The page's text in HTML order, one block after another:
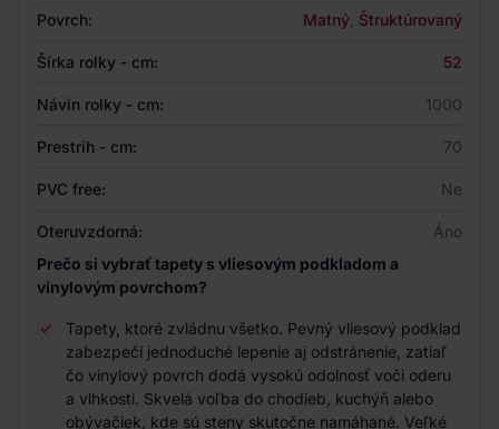
Povrch: Matný Štruktúrovaný
Šírka rolky - cm: 52
Návin rolky - cm: 1000
Prestrih - cm: 70
PVC free: Ne
Oteruvzdorná:
Áno
Prečo si vybrať tapety s vliesovým podkladom a
vinylovým povrchom?
Tapety, ktoré zvládnu všetko. Pevný vliesový podklad
zabezpečí jednoduché lepenie aj odstránenie, zatiaľ
čo vinylový povrch dodá vysokú odolnosť voči oderu
a vlhkosti. Skvelá voľba do chodieb, kuchýň alebo
obývačiek, kde sú steny skutočne namáhané. Veľké